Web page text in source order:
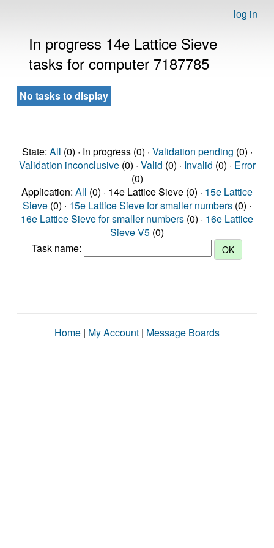
log in
In progress 14e Lattice Sieve
tasks for computer 7187785
No tasks to display
State: All (0) · In progress (0) · Validation pending (0) ·
Validation inconclusive(0) · Valid (0) · Invalid (0) · Error
(0)
Application: All (0) · 14e Lattice Sieve (0) · 15e Lattice
Sieve (0) · 15e Lattice Sieve for smaller numbers (0) ·
16e Lattice Sieve for smaller numbers (0) · 16e Lattice
Sieve V5 (0)
Task name:
Home | My Account | Message Boards